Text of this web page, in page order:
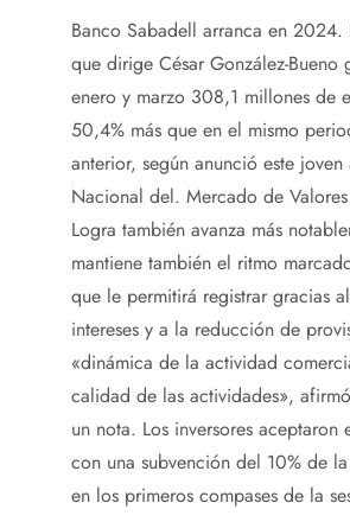
Banco Sabadell arranca en 2024.
que dirige César González-Bueno
enero y marzo 308,1 millones de
50,4% más que en el mismo
anterior, según anunció este
Nacional del. Mercado de
Logra también avanza más
mantiene también el ritmo
que le permitirá registrar gracias
intereses y a la reducción de
«dinámica de la actividad
calidad de las actividades»,
un nota. Los inversores aceptaron
con una subvención del 10% de
en los primeros compases de la